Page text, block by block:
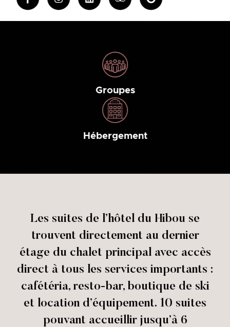
Groupes
Hébergement
Les suites de l’hôtel du Hibou se
trouvent directement au dernier
étage du chalet principal avec accès
direct à tous les services importants :
cafétéria, resto-bar, boutique de ski
et location d’équipement. 10 suites
pouvant accueillir jusqu’à 6